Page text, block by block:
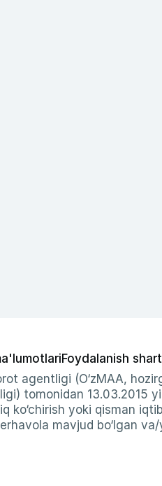
Foydalanish
agentligi (O‘zMAA,
tomonidan 13.03.2015
ko‘chirish yoki qisman
mavjud bo‘lgan